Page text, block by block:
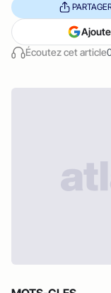
Écoutez cet article